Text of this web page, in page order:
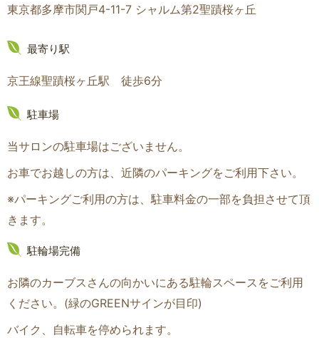
東京都多摩市関戸4-11-7 シャルム第2聖蹟桜ヶ丘
最寄り駅
京王線聖蹟桜ヶ丘駅 徒歩6分
駐車場
当サロンの駐車場はございません。
お車でお越しの方は、近隣のパーキングをご利用下さい。
※パーキングご利用の方は、駐車料金の一部を負担させて頂
きます。
駐輪場完備
お隣のカーブスさんの向かいにある駐輪スペースをご利用
ください。(緑のGREENサインが目印)
バイク、自転車を停められます。